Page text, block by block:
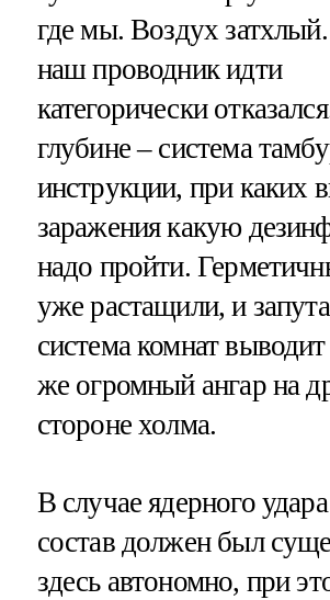
где мы. Воздух
наш проводник идти
категорически
глубине – система
инструкции, при каких
заражения какую
надо пройти.
уже растащили, и
система комнат
же огромный ангар на
стороне холма.
В случае ядерного
состав должен был
здесь автономно, при